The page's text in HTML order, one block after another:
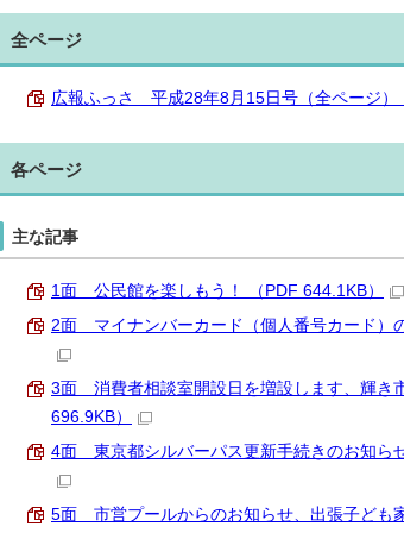
全ページ
広報ふっさ 平成28年8月15日号（全ページ）
各ページ
主な記事
1面 公民館を楽しもう！ （PDF 644.1KB）
2面 マイナンバーカード（個人番号カード）
3面 消費者相談室開設日を増設します、輝き
696.9KB）
4面 東京都シルバーパス更新手続きのお知ら
5面 市営プールからのお知らせ、出張子ども